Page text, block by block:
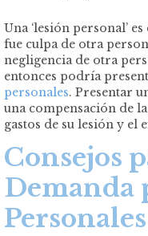
Una ‘lesión personal’
fue culpa de otra
negligencia de otra
entonces podría
personales. Presentar
una compensación de
gastos de su lesión y el
Consejos
Demanda
Personales